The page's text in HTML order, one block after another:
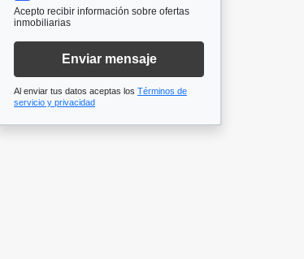
Acepto recibir información sobre ofertas
inmobiliarias
Enviar mensaje
Al enviar tus datos aceptas los Términos de
servicio y privacidad